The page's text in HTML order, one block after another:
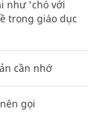
như 'chó với
trong giáo dục
cần nhớ
gọi